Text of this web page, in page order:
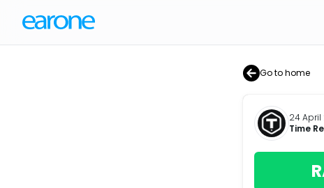
Go to home
24 April
Time